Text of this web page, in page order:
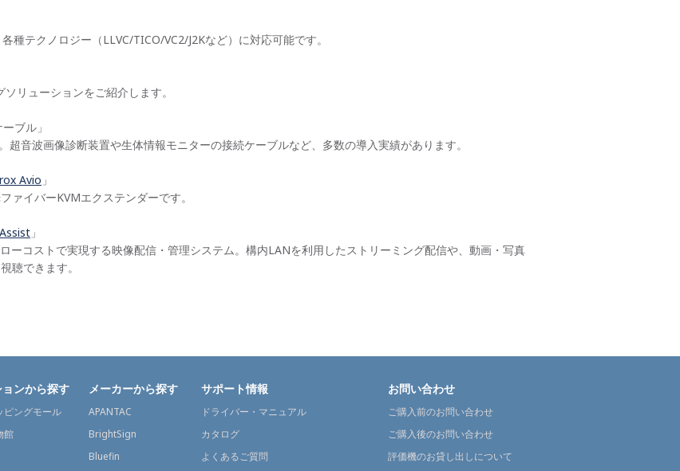
種テクノロジー（LLVC/TICO/VC2/J2Kなど）に対応可能です。
リューションをご紹介します。
ブル」
音波画像診断装置や生体情報モニターの接続ケーブルなど、多数の導入実績があります。
Avio 」
ァイバーKVMエクステンダーです。
」
ーコストで実現する映像配信・管理システム。構内LANを利用したストリーミング配信や、動画・写真
聴できます。
ンから探す
ピングモール
館
メーカーから探す
APANTAC
BrightSign
Bluefin
サポート情報
ドライバー・マニュアル
カタログ
よくあるご質問
お問い合わせ
ご購入前のお問い合わせ
ご購入後のお問い合わせ
評価機のお貸し出しについて